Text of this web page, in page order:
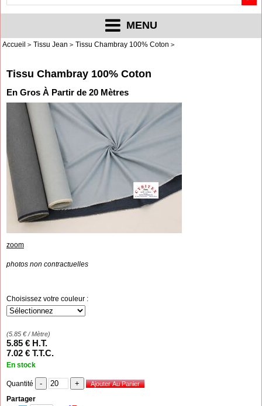
MENU
Accueil Tissu Jean Tissu Chambray 100% Coton
Tissu Chambray 100% Coton
En Gros À Partir de 20 Mètres
zoom
photos non contractuelles
Choisissez votre couleur :
(5.85 €/ Mètre)
5.85 € H.T.
7.02 € T.T.C.
En stock
Quantité
Partager